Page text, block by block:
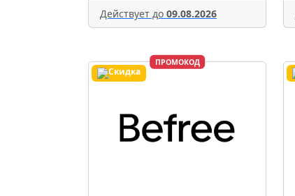
Действует до 09.08.2026
ПРОМОКОД